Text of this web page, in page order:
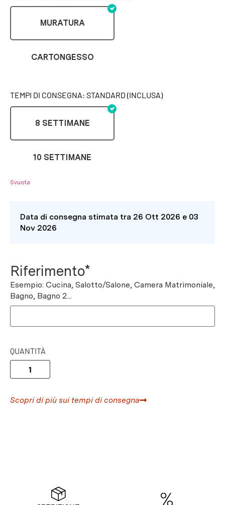
MURATURA
CARTONGESSO
TEMPI DI CONSEGNA: STANDARD (INCLUSA)
8 SETTIMANE
10 SETTIMANE
Svuota
Data di consegna stimata tra 26 Ott 2026 e 03
Nov 2026
Riferimento*
Esempio: Cucina, Salotto/Salone, Camera Matrimoniale,
Bagno, Bagno 2...
QUANTITÀ
Scopri di più sui tempi di consegna